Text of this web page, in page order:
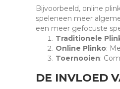
Bijvoorbeeld, online
speleneen meer
een meer gefocuste
Traditionele
Online Plinko:
Toernooien:
DE INVLOED